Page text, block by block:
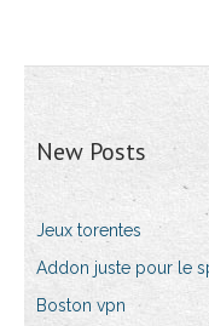
New Posts
Jeux torentes
Addon juste pour le
Boston vpn